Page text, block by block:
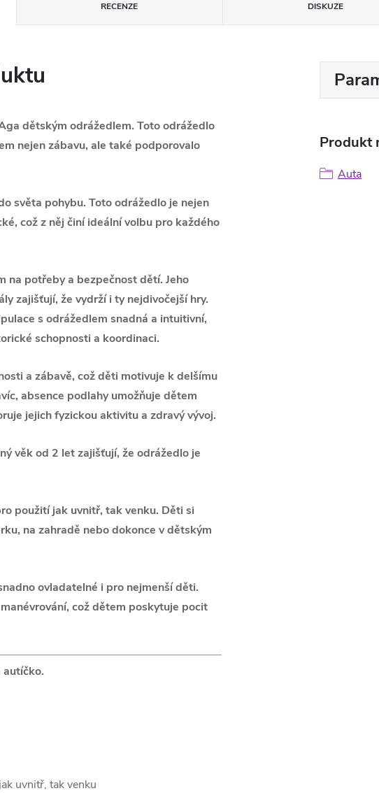
RECENZE DISKUZE
dětským odrážedlem. Toto odrážedlo
nejen zábavu, ale také podporovalo
světa pohybu. Toto odrážedlo je nejen
což z něj činí ideální volbu pro každého
na potřeby a bezpečnost dětí. Jeho
zajišťují, že vydrží i ty nejdivočejší hry.
s odrážedlem snadná a intuitivní,
schopnosti a koordinaci.
a zábavě, což děti motivuje k delšímu
absence podlahy umožňuje dětem
jejich fyzickou aktivitu a zdravý vývoj.
věk od 2 let zajišťují, že odrážedlo je
použití jak uvnitř, tak venku. Děti si
na zahradě nebo dokonce v dětským
ovladatelné i pro nejmenší děti.
což dětem poskytuje pocit
uvnitř, tak venku
Produkt
Auta